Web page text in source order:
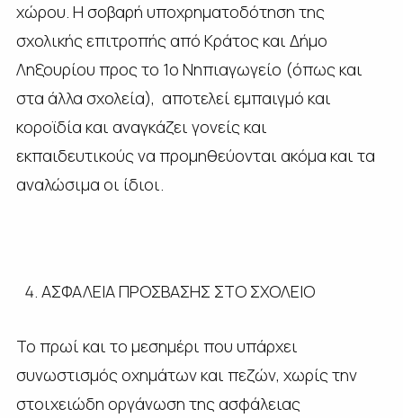
χώρου. Η σοβαρή υποχρηματοδότηση της
σχολικής επιτροπής από Κράτος και Δήμο
Ληξουρίου προς το 1ο Νηπιαγωγείο (όπως και
στα άλλα σχολεία), αποτελεί εμπαιγμό και
κοροϊδία και αναγκάζει γονείς και
εκπαιδευτικούς να προμηθεύονται ακόμα και τα
αναλώσιμα οι ίδιοι.
ΑΣΦΑΛΕΙΑ ΠΡΟΣΒΑΣΗΣ ΣΤΟ ΣΧΟΛΕΙΟ
Το πρωί και το μεσημέρι που υπάρχει
συνωστισμός οχημάτων και πεζών, χωρίς την
στοιχειώδη οργάνωση της ασφάλειας